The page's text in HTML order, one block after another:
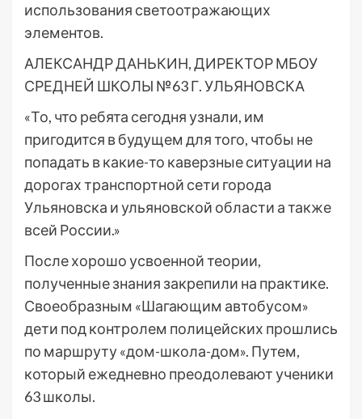
использования светоотражающих
элементов.
АЛЕКСАНДР ДАНЬКИН, ДИРЕКТОР МБОУ
СРЕДНЕЙ ШКОЛЫ №63 Г. УЛЬЯНОВСКА
«То, что ребята сегодня узнали, им
пригодится в будущем для того, чтобы не
попадать в какие-то каверзные ситуации на
дорогах транспортной сети города
Ульяновска и ульяновской области а также
всей России.»
После хорошо усвоенной теории,
полученные знания закрепили на практике.
Своеобразным «Шагающим автобусом»
дети под контролем полицейских прошлись
по маршруту «дом-школа-дом». Путем,
который ежедневно преодолевают ученики
63 школы.